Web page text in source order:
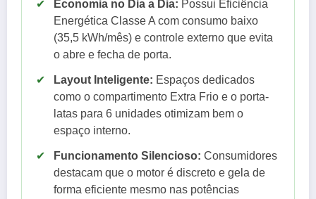
✔ Economia no Dia a Dia: Possui Eficiência
Energética Classe A com consumo baixo
(35,5 kWh/mês) e controle externo que evita
o abre e fecha de porta.
✔ Layout Inteligente: Espaços dedicados
como o compartimento Extra Frio e o porta-
latas para 6 unidades otimizam bem o
espaço interno.
✔ Funcionamento Silencioso: Consumidores
destacam que o motor é discreto e gela de
forma eficiente mesmo nas potências